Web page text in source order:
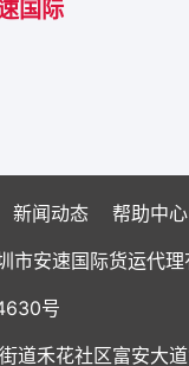
国际
新闻动态 帮助中心
安速国际货运代
号
道禾花社区富安大